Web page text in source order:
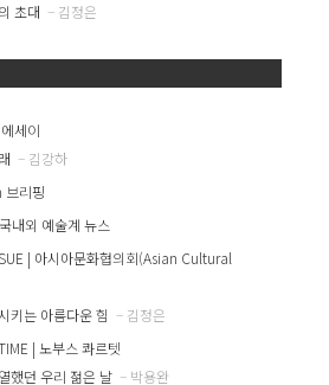
초대 – 김정은
세이
– 김강하
리핑
내외 예술계 뉴스
| 아시아문화협의회(Asian Cultural
키는 아름다운 힘 – 김정은
| 노부스 콰르텟
했던 우리 젊은 날 – 박용완